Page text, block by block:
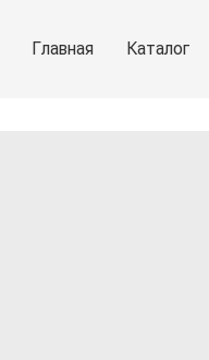
Главная Каталог